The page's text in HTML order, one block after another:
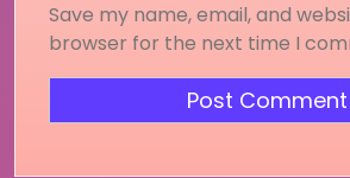
Save my name, email, and
browser for the next time I